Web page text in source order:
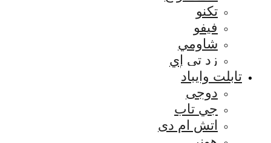
تكنو
فيفو
شاومي
زد تي إي
تابلت وايباد
دوجى
جي تاب
اتش ام دى